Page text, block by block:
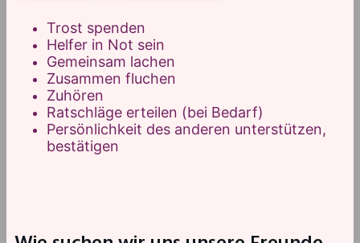
Trost spenden
Helfer in Not sein
Gemeinsam lachen
Zusammen fluchen
Zuhören
Ratschläge erteilen (bei Bedarf)
Persönlichkeit des anderen unterstützen,
bestätigen